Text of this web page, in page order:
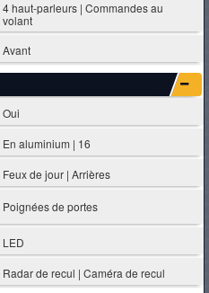
4 haut-parleurs | Commandes au
volant
Avant
Oui
En aluminium | 16
Feux de jour | Arrières
Poignées de portes
LED
Radar de recul | Caméra de recul